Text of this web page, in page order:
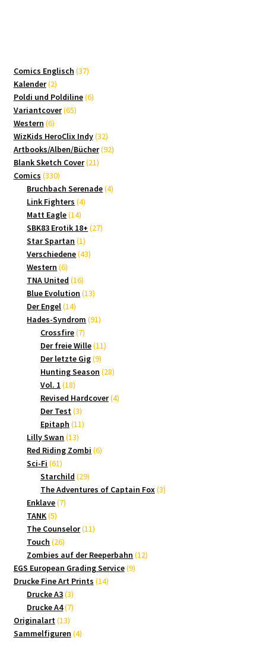
Comics Englisch 3737
Kalender 22
Produkte
Poldi und Poldiline 66
Variantcover 6565
Western 66
Produkte
WizKids HeroClix Indy 3232
Produkte
Artbooks/Alben/Bücher 9292
Blank Sketch Cover 2121
Comics 330330
Produkte
Bruchbach Serenade 44
Link Fighters 44
Matt Eagle 1414
Produkte
SBK83 Erotik 18+ 2727
Star Spartan 11
Produkt
Verschiedene 4343
Western 66
Produkte
TNA United 1616
Produkte
Blue Evolution 1313
Der Engel 1414
Produkte
Hades-Syndrom 9191
Crossfire 77
Produkte
Der freie Wille 1111
Der letzte Gig 99
Produkte
Hunting Season 2828
Vol. 1 1818
Produkte
Revised Hardcover 44
Der Test 33
Produkte
Epitaph 1111
Lilly Swan 1313
Produkte
Red Riding Zombi 66
Sci-Fi 6161
Produkte
Starchild 2929
Produkte
The Adventures of Captain Fox 33
Enklave 77
TANK 55
Produkte
The Counselor 1111
Touch 2626
Produkte
Zombies auf der Reeperbahn 1212
EGS European Grading Service 99
Drucke Fine Art Prints 1414
Drucke A3 33
Produkte
Drucke A4 77
Originalart 1313
Produkte
Sammelfiguren 44